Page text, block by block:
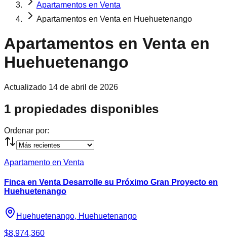
Apartamentos en Venta
Apartamentos en Venta en Huehuetenango
Apartamentos en Venta en
Huehuetenango
Actualizado 14 de abril de 2026
1 propiedades disponibles
Ordenar por:
Apartamento en Venta
Finca en Venta Desarrolle su Próximo Gran Proyecto en
Huehuetenango
Huehuetenango, Huehuetenango
$8,974,360